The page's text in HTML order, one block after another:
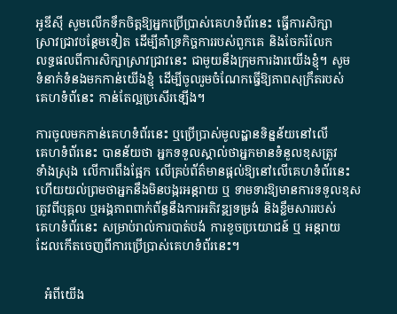
អូឌីស៊ី សូមលើកទឹកចិត្តឱ្យអ្នកប្រើប្រាស់គេហទំព័រនេះ ធ្វើការសិក្សា
ស្រាវជ្រាវបន្ថែមទៀត ដើម្បីគាំទ្រកិច្ចការ​របស់ពួកគេ និងចែករំលែក
លទ្ធផលពីការសិក្សាស្រាវជ្រាវនេះ ជាមួយនឹងក្រុមការងារយើងខ្ញុំ។ សូម
ទំនាក់ទំនងមកកាន់យើងខ្ញុំ ដើម្បីចូលរួមចំណែកធ្វើឱ្យភាពសុក្រឹតរបស់
គេហទំព័នេះ កាន់តែល្អប្រសើរឡើង។
ការចូលមកកាន់គេហទំព័រនេះ ឬប្រើប្រាស់មូលដ្ឋានទិន្នន័យនៅលើ
គេហទំព័រនេះ បានន័យថា អ្នកទទួលស្គាល់ថាអ្នកមានទំនួលខុសត្រូវ
ទាំងស្រុង លើការពឹងផ្អែក លើគ្រប់ព័ត៌មានផ្តល់ឱ្យនៅលើគេហទំព័រនេះ
ហើយយល់ព្រមថាអ្នកនឹងមិនបង្ករអន្តរាយ ឬ ទាមទារ​ឱ្យមានការទទួលខុស​
ត្រូវពីបុគ្គល ឬអង្គភាពពាក់ព័ន្ធនឹងការអភិវឌ្ឍទម្រង់ និងខ្លឹមសាររបស់
គេហទំព័រនេះ សម្រាប់រាល់ការបាត់បង់ ការខូចប្រយោជន៍ ឬ អន្តរាយ
ដែលកើតចេញពីការប្រើប្រាស់គេហទំព័រនេះ។
អំពី​យើង​